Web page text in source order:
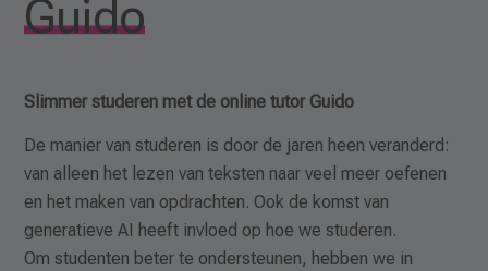
Guido
Slimmer studeren met de online tutor Guido
De manier van studeren is door de jaren heen veranderd:
van alleen het lezen van teksten naar veel meer oefenen
en het maken van opdrachten. Ook de komst van
generatieve AI heeft invloed op hoe we studeren.
Om studenten beter te ondersteunen, hebben we in